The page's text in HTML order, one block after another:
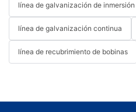
línea de galvanización de
línea de galvanización continua
línea de recubrimiento de bobinas